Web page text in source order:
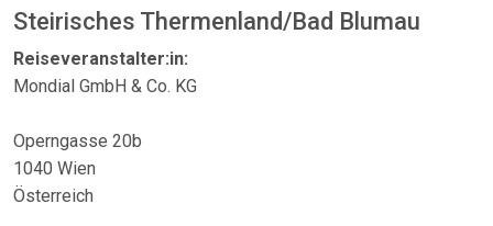
Steirisches Thermenland/Bad Blumau
Reiseveranstalter:in:
Mondial GmbH & Co. KG
Operngasse 20b
1040 Wien
Österreich